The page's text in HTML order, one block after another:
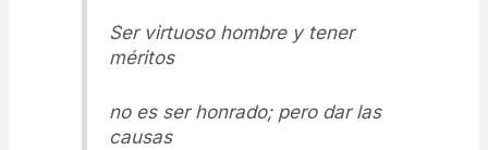
Ser virtuoso hombre y tener
méritos
no es ser honrado; pero dar las
causas